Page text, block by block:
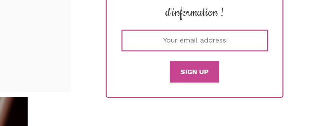
d'information !